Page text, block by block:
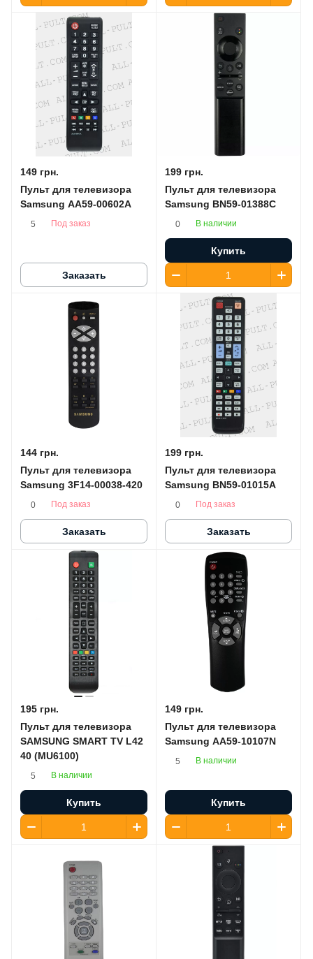
149 грн.
Пульт для телевизора
Samsung AA59-00602A
5 Под заказ
Заказать
199 грн.
Пульт для телевизора
Samsung BN59-01388C
0 В наличии
Купить
144 грн.
Пульт для телевизора
Samsung 3F14-00038-420
0 Под заказ
Заказать
199 грн.
Пульт для телевизора
Samsung BN59-01015A
0 Под заказ
Заказать
195 грн.
Пульт для телевизора
SAMSUNG SMART TV L42
40 (MU6100)
5 В наличии
Купить
149 грн.
Пульт для телевизора
Samsung AA59-10107N
5 В наличии
Купить